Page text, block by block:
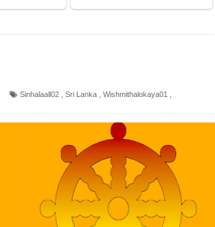
Sinhalaall02 Sri Lanka Wishmithalokaya01